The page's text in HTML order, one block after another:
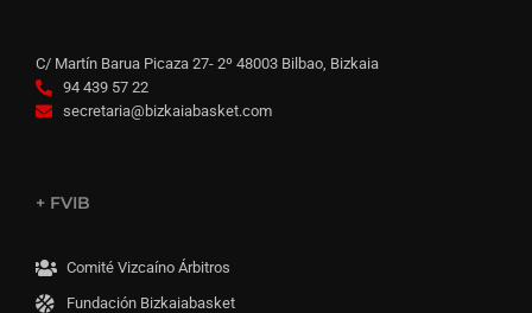
C/ Martín Barua Picaza 27- 2º 48003 Bilbao, Bizkaia
94 439 57 22
secretaria@bizkaiabasket.com
+ FVIB
Comité Vizcaíno Árbitros
Fundación Bizkaiabasket